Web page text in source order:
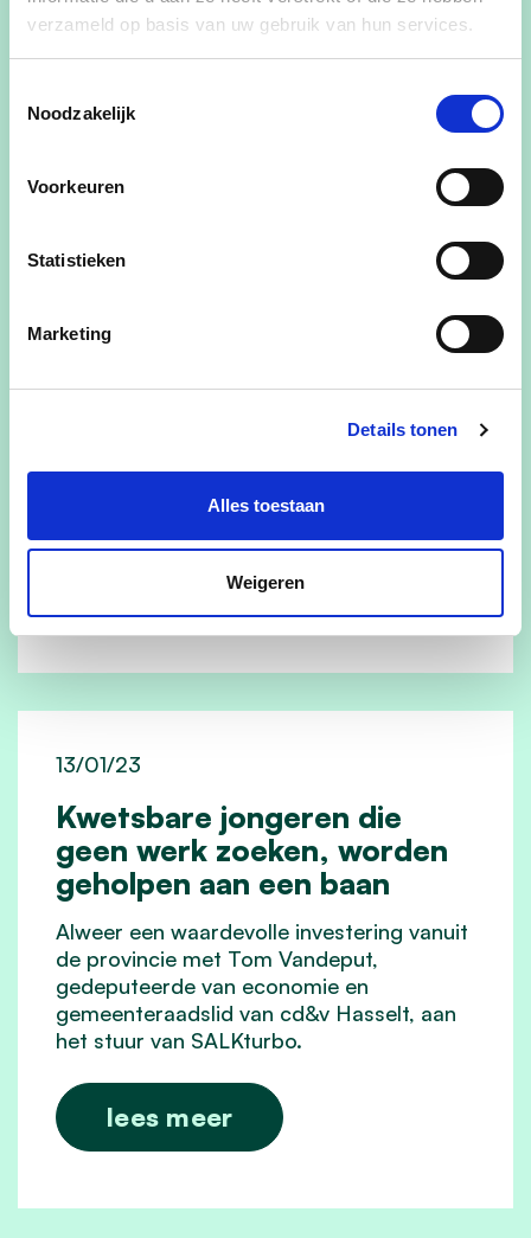
verzameld op basis van uw gebruik van hun services.
Noodzakelijk
Voorkeuren
Statistieken
Marketing
Details tonen
Alles toestaan
Weigeren
de ontwikkeling een groot succes
geworden.
lees meer
Fusie Hasselt-Kortessem
cd&v Hasselt steunt het voorstel van fusie
tussen Hasselt en Kortessem. We zijn
dit de dienstverlening van inwoners ten
goede kan komen.
lees meer
Kwetsbare jongeren die
geen werk zoeken, worden
geholpen aan een baan
13/01/23
Alweer een waardevolle investering vanuit
de provincie met Tom Vandeput,
gedeputeerde van economie en
gemeenteraadslid van cd&v Hasselt, aan
het stuur van SALKturbo.
lees meer